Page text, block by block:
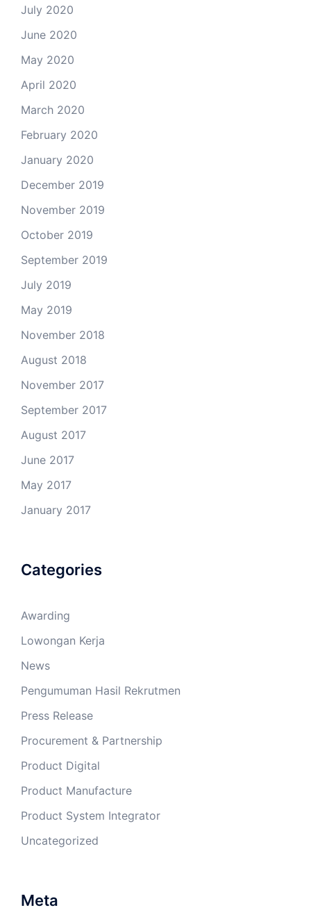
July 2020
June 2020
May 2020
April 2020
March 2020
February 2020
January 2020
December 2019
November 2019
October 2019
September 2019
July 2019
May 2019
November 2018
August 2018
November 2017
September 2017
August 2017
June 2017
May 2017
January 2017
Categories
Awarding
Lowongan Kerja
News
Pengumuman Hasil Rekrutmen
Press Release
Procurement & Partnership
Product Digital
Product Manufacture
Product System Integrator
Uncategorized
Meta